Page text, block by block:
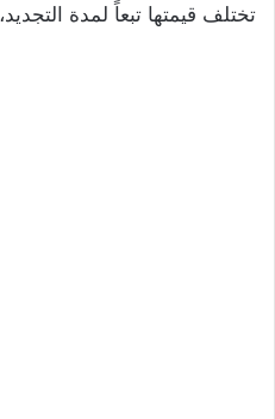
تختلف قيمتها تبعاً لمدة